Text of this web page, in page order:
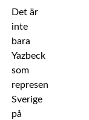
Det är
inte
bara
Yazbeck
som
representerar
Sverige
på